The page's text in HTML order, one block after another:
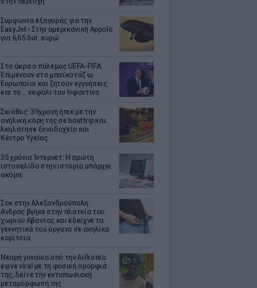
Συμφωνία εξαγοράς για την
EasyJet - Στην αμερικανική Appolo
για 6,65 δισ. ευρώ
Στα άκρα ο πόλεμος UEFA-FIFA:
Επιμένουν στο μποϊκοτάζ οι
Ευρωπαίοι και ζητούν εγγυήσεις
και το... κεφάλι του Ινφαντίνο
Σκιάθος: 39χρονη ήπιε με την
ανήλικη κόρη της σε boat trip και
λεηλάτησε ξενοδοχείο και
Κέντρο Υγείας
35 χρόνια Ίντερνετ: Η πρώτη
ιστοσελίδα στην ιστορία υπάρχει
ακόμα
Σοκ στην Αλεξανδρούπολη:
Ανδρας βγήκε στην πλατεία του
χωριού Αβαντας και έδειχνε τα
γεννητικά του όργανα σε ανηλίκα
κορίτσια
Νεαρή γυναίκα από την Αιθιοπία
έγινε viral με τη φυσική ομορφιά
της, δείτε την εντυπωσιακή
μεταμόρφωσή της